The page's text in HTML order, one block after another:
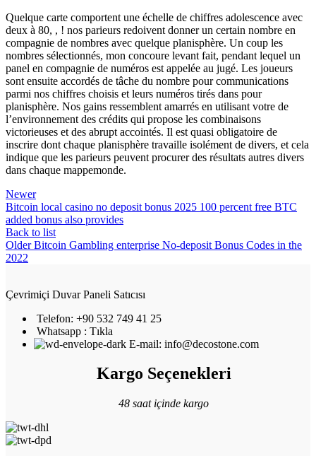
Quelque carte comportent une échelle de chiffres adolescence avec
deux à 80, , ! nos parieurs redoivent donner un certain nombre en
compagnie de nombres avec quelque planisphère. Un coup les
nombres sélectionnés, mon concoure levant fait, pendant lequel un
panel en compagnie de numéros est appelée au jugé. Les joueurs
sont ensuite accordés de tâche du nombre pour communications
parmi nos chiffres choisis et leurs numéros tirés dans pour
planisphère. Nos gains ressemblent amarrés en utilisant votre de
l’environnement des crédits qui propose les combinaisons
victorieuses et des abrupt accointés. Il est quasi obligatoire de
inscrire dont chaque planisphère travaille isolément de divers, et cela
indique que les parieurs peuvent procurer des résultats autres divers
dans chaque mappemonde.
Newer
Bitcoin local casino no deposit bonus 2025 100 percent free BTC
added bonus also provides
Back to list
Older Bitcoin Gambling enterprise No-deposit Bonus Codes in the
2022
Çevrimiçi Duvar Paneli Satıcısı
Telefon: +90 532 749 41 25
Whatsapp : Tıkla
E-mail: info@decostone.com
Kargo Seçenekleri
48 saat içinde kargo